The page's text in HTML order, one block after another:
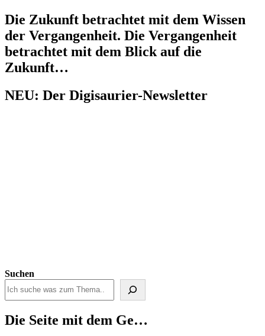
Die Zukunft betrachtet mit dem Wissen
der Vergangenheit. Die Vergangenheit
betrachtet mit dem Blick auf die
Zukunft…
NEU: Der Digisaurier-Newsletter
Suchen
Die Seite mit dem Ge…